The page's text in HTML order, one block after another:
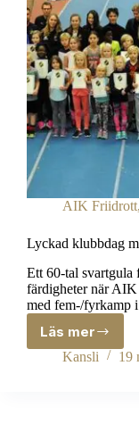
AIK Friidrott,
Lyckad klubbdag
Ett 60-tal svartgula
färdigheter när
med fem-/fyrkamp
Läs merLyckad
klubbdag
Kansli 19